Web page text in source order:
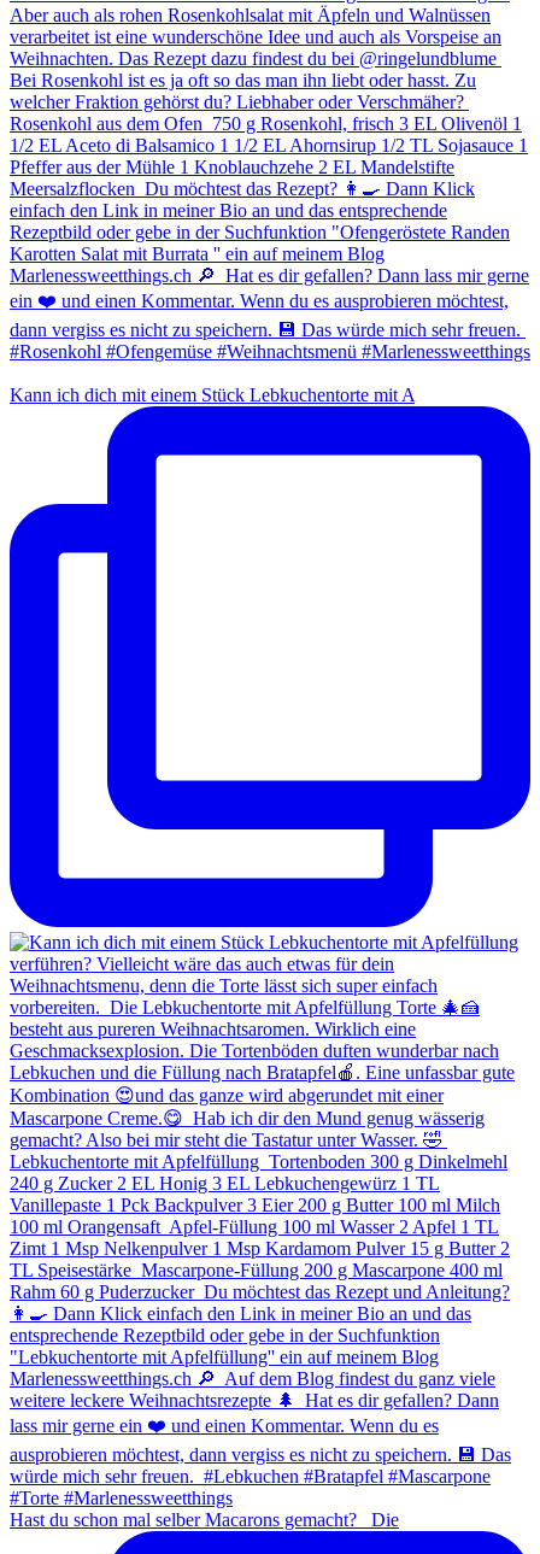
Kann ich dich mit einem Stück Lebkuchentorte mit A
Hast du schon mal selber Macarons gemacht? ⁠ ⁠ Die